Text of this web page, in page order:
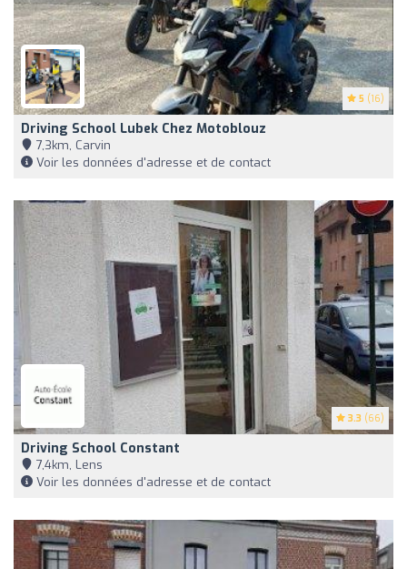
5 (16)
Driving School Lubek Chez Motoblouz
7,3km, Carvin
Voir les données d'adresse et de contact
3.3 (66)
Driving School Constant
7,4km, Lens
Voir les données d'adresse et de contact